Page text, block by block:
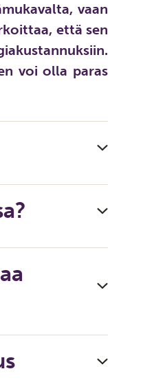
vaan
että sen
voi olla paras